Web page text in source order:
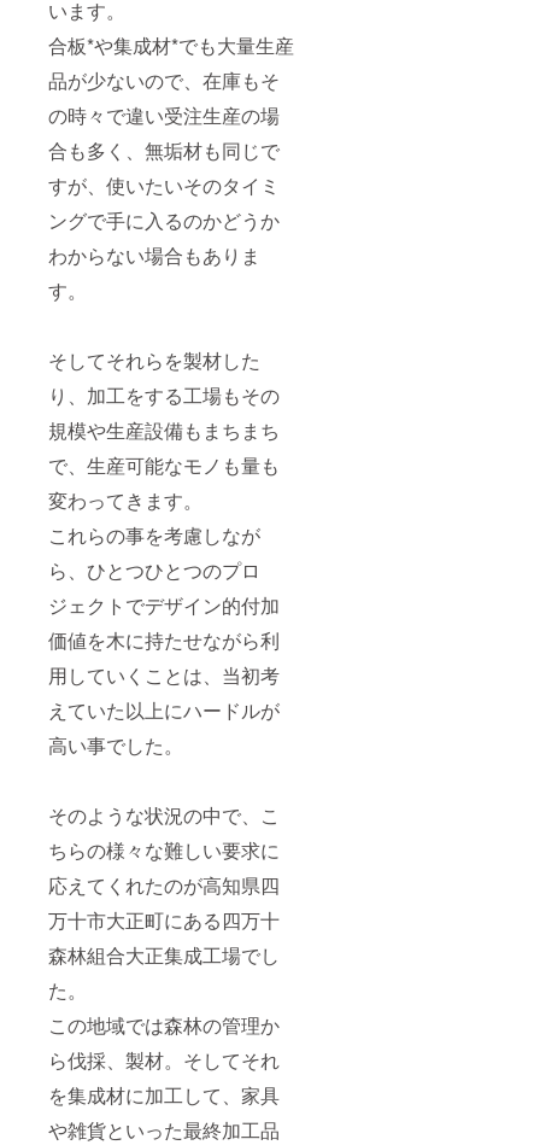
います。
合板*や集成材*でも大量生産
品が少ないので、在庫もそ
の時々で違い受注生産の場
合も多く、無垢材も同じで
すが、使いたいそのタイミ
ングで手に入るのかどうか
わからない場合もありま
す。
そしてそれらを製材した
り、加工をする工場もその
規模や生産設備もまちまち
で、生産可能なモノも量も
変わってきます。
これらの事を考慮しなが
ら、ひとつひとつのプロ
ジェクトでデザイン的付加
価値を木に持たせながら利
用していくことは、当初考
えていた以上にハードルが
高い事でした。
そのような状況の中で、こ
ちらの様々な難しい要求に
応えてくれたのが高知県四
万十市大正町にある四万十
森林組合大正集成工場でし
た。
この地域では森林の管理か
ら伐採、製材。そしてそれ
を集成材に加工して、家具
や雑貨といった最終加工品